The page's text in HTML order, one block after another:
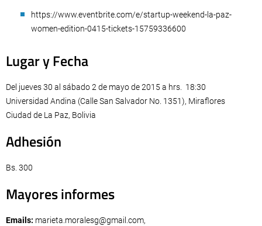
https://www.eventbrite.com/e/startup-weekend-la-paz-
women-edition-0415-tickets-15759336600
Lugar y Fecha
Del jueves 30 al sábado 2 de mayo de 2015 a hrs. 18:30
Universidad Andina (Calle San Salvador No. 1351), Miraflores
Ciudad de La Paz, Bolivia
Adhesión
Bs. 300
Mayores informes
Emails: marieta.moralesg@gmail.com,